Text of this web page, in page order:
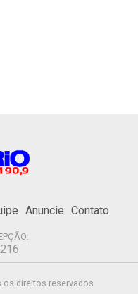
Anuncie Contato
os direitos reservados